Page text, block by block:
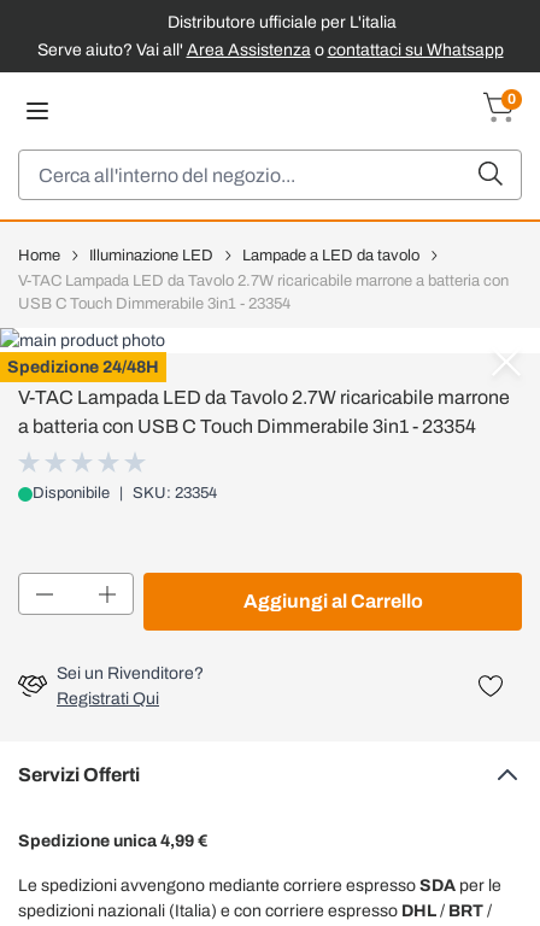
Distributore ufficiale per L'italia
Serve aiuto? Vai all' Area Assistenzao contattaci su Whatsapp
0
Home Illuminazione LED
Lampade a LED da tavolo
V-TAC Lampada LED da Tavolo 2.7W ricaricabile marrone a batteria con
USB C Touch Dimmerabile 3in1 - 23354
Spedizione 24/48H
V-TAC
V-TAC Lampada LED da Tavolo 2.7W ricaricabile marrone
a batteria con USB C Touch Dimmerabile 3in1 - 23354
Disponibile SKU: 23354
Aggiungi al Carrello
Sei un Rivenditore?
Registrati Qui
Servizi Offerti
Spedizione unica 4,99 €
Le spedizioni avvengono mediante corriere espresso SDA per le
spedizioni nazionali (Italia) e con corriere espresso DHL / BRT /